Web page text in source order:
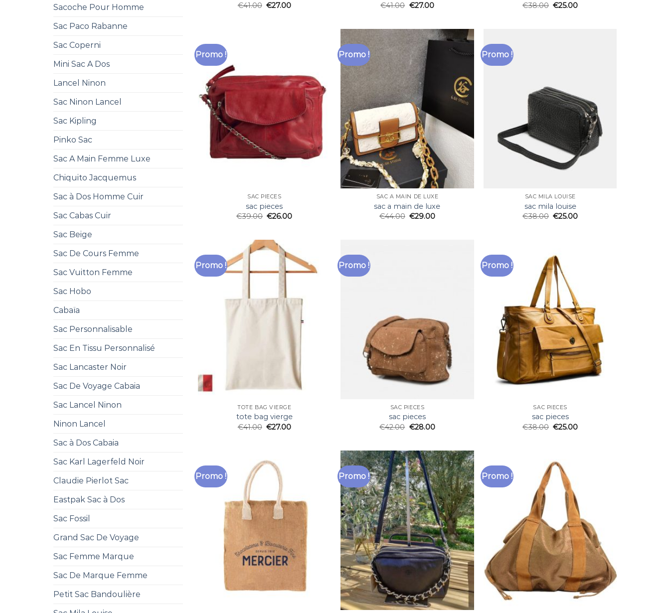
Sacoche Pour Homme
Sac Paco Rabanne
Sac Coperni
Mini Sac A Dos
Lancel Ninon
Sac Ninon Lancel
Sac Kipling
Pinko Sac
Sac A Main Femme Luxe
Chiquito Jacquemus
Sac à Dos Homme Cuir
Sac Cabas Cuir
Sac Beige
Sac De Cours Femme
Sac Vuitton Femme
Sac Hobo
Cabaïa
Sac Personnalisable
Sac En Tissu Personnalisé
Sac Lancaster Noir
Sac De Voyage Cabaia
Sac Lancel Ninon
Ninon Lancel
Sac à Dos Cabaia
Sac Karl Lagerfeld Noir
Claudie Pierlot Sac
Eastpak Sac à Dos
Sac Fossil
Grand Sac De Voyage
Sac Femme Marque
Sac De Marque Femme
Petit Sac Bandoulière
€41.00 €27.00
€41.00 €27.00
€38.00 €25.00
Promo !
SAC PIECES
sac pieces
€39.00 €26.00
Promo !
SAC A MAIN DE LUXE
sac a main de luxe
€44.00 €29.00
Promo !
SAC MILA LOUISE
sac mila louise
€38.00 €25.00
Promo !
TOTE BAG VIERGE
tote bag vierge
€41.00 €27.00
Promo !
SAC PIECES
sac pieces
€42.00 €28.00
Promo !
SAC PIECES
sac pieces
€38.00 €25.00
Promo ! Promo ! Promo !